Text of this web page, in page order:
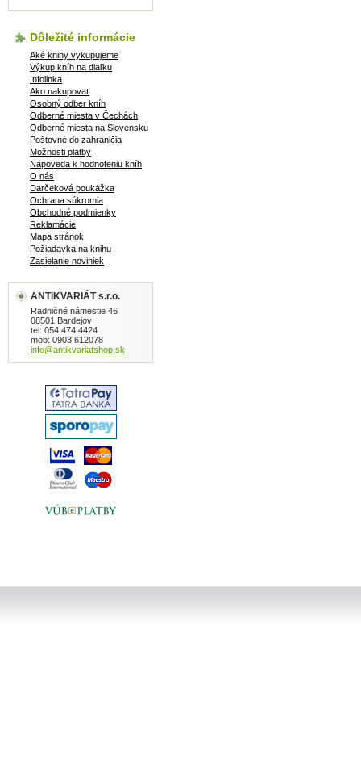
Dôležité informácie
Aké knihy vykupujeme
Výkup kníh na diaľku
Infolinka
Ako nakupovať
Osobný odber kníh
Odberné miesta v Čechách
Odberné miesta na Slovensku
Poštovné do zahraničia
Možnosti platby
Nápoveda k hodnoteniu kníh
O nás
Darčeková poukážka
Ochrana súkromia
Obchodné podmienky
Reklamácie
Mapa stránok
Požiadavka na knihu
Zasielanie noviniek
ANTIKVARIÁT s.r.o.
Radničné námestie 46
08501 Bardejov
tel: 054 474 4424
mob: 0903 612078
info@antikvariatshop.sk